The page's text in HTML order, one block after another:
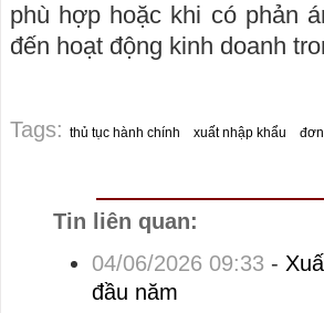
phù hợp hoặc khi có phản
đến hoạt động kinh doanh
Tags: thủ tục hành chính xuất nhập khẩu
Tin liên quan:
04/06/2026 09:33 -
đầu năm